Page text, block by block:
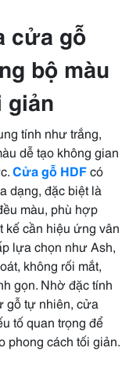
cửa gỗ
bộ màu
giản
tính như trắng,
dễ tạo không gian
Cửa gỗ HDFcó
dạng, đặc biệt là
màu, phù hợp
kế cần hiệu ứng vân
lựa chọn như Ash,
không rối mắt,
gọn. Nhờ đặc tính
gỗ tự nhiên, cửa
tố quan trọng để
phong cách tối giản.